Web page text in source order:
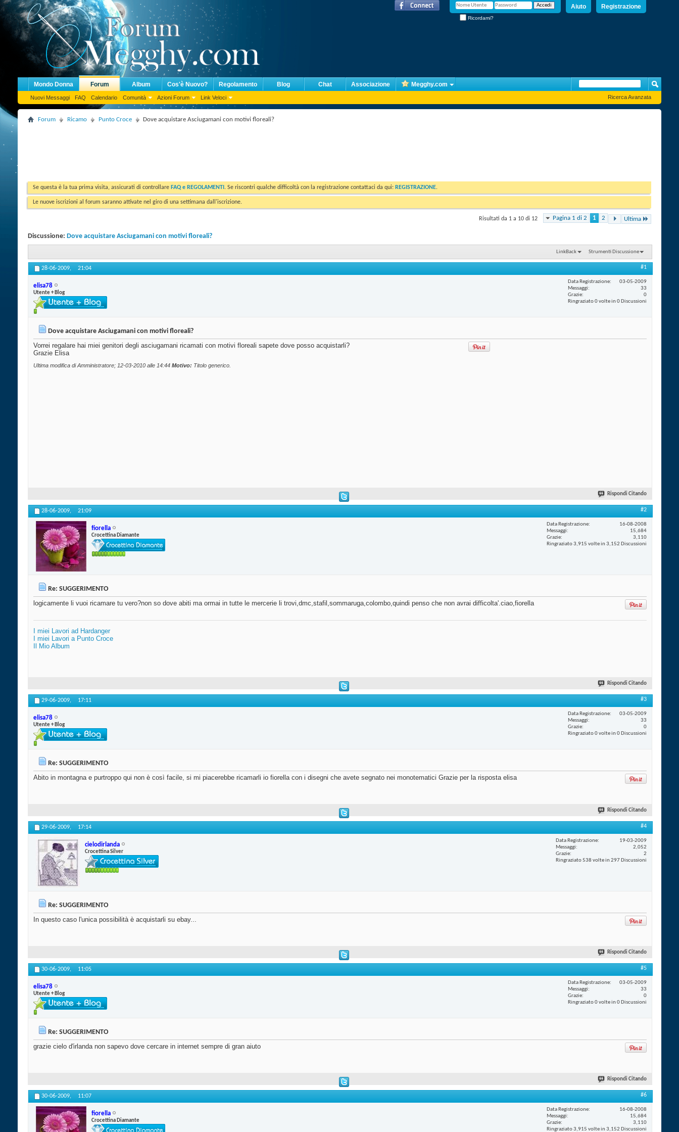
Registrazione
Aiuto
Ricordami?
Mondo Donna Forum
Nuovi Messaggi FAQ Calendario Comunità Azioni Forum Link Veloci
Album Cos'è Nuovo? Regolamento Blog Chat Associazione Megghy.com
Ricerca Avanzata
Forum Ricamo Punto Croce Dove acquistare Asciugamani con motivi floreali?
Se questa è la tua prima visita, assicurati di controllare FAQ e REGOLAMENTI . Se riscontri qualche difficoltà con la registrazione contattaci da qui: REGISTRAZIONE.
Le nuove iscrizioni al forum saranno attivate nel giro di una settimana dall'iscrizione.
Pagina 1 di 2 1 2 Ultima
Risultati da 1 a 10 di 12
Discussione: Dove acquistare Asciugamani con motivi floreali?
LinkBack Strumenti Discussione
28-06-2009, 21:04 #1
elisa78
Utente + Blog
Data Registrazione
03-05-2009
Messaggi
33
Grazie
0
Ringraziato 0 volte in 0 Discussioni
Dove acquistare Asciugamani con motivi floreali?
Vorrei regalare hai miei genitori degli asciugamani ricamati con motivi floreali sapete dove posso acquistarli?
Grazie Elisa
Ultima modifica di Amministratore; 12-03-2010 alle 14:44 Motivo: Titolo generico.
Rispondi Citando
28-06-2009, 21:09 #2
fiorella
Crocettina Diamante
Data Registrazione
16-08-2008
Messaggi
15,684
Grazie
3,110
Ringraziato 3,915 volte in 3,152 Discussioni
Re: SUGGERIMENTO
logicamente li vuoi ricamare tu vero?non so dove abiti ma ormai in tutte le mercerie li trovi,dmc,stafil,sommaruga,colombo,quindi penso che non avrai difficolta'.ciao,fiorella
I miei Lavori ad Hardanger
I miei Lavori a Punto Croce
Il Mio Album
Rispondi Citando
29-06-2009, 17:11 #3
elisa78
Utente + Blog
Data Registrazione
03-05-2009
Messaggi
33
Grazie
0
Ringraziato 0 volte in 0 Discussioni
Re: SUGGERIMENTO
Abito in montagna e purtroppo qui non è così facile, si mi piacerebbe ricamarli io fiorella con i disegni che avete segnato nei monotematici Grazie per la risposta elisa
Rispondi Citando
29-06-2009, 17:14 #4
cielodirlanda
Crocettina Silver
Data Registrazione
19-03-2009
Messaggi
2,052
Grazie
2
Ringraziato 538 volte in 297 Discussioni
Re: SUGGERIMENTO
In questo caso l'unica possibilità è acquistarli su ebay...
Rispondi Citando
30-06-2009, 11:05 #5
elisa78
Utente + Blog
Data Registrazione
03-05-2009
Messaggi
33
Grazie
0
Ringraziato 0 volte in 0 Discussioni
Re: SUGGERIMENTO
grazie cielo d'irlanda non sapevo dove cercare in internet sempre di gran aiuto
Rispondi Citando
30-06-2009, 11:07 #6
fiorella
Crocettina Diamante
Data Registrazione
16-08-2008
Messaggi
15,684
Grazie
3,110
Ringraziato 3,915 volte in 3,152 Discussioni